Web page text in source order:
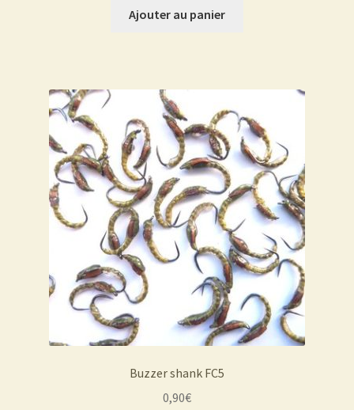
Ajouter au panier
Buzzer shank FC5
0,90€